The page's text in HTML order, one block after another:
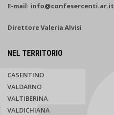
E-mail: info@confesercenti.ar.it
Direttore Valeria Alvisi
NEL TERRITORIO
CASENTINO
VALDARNO
VALTIBERINA
VALDICHIANA